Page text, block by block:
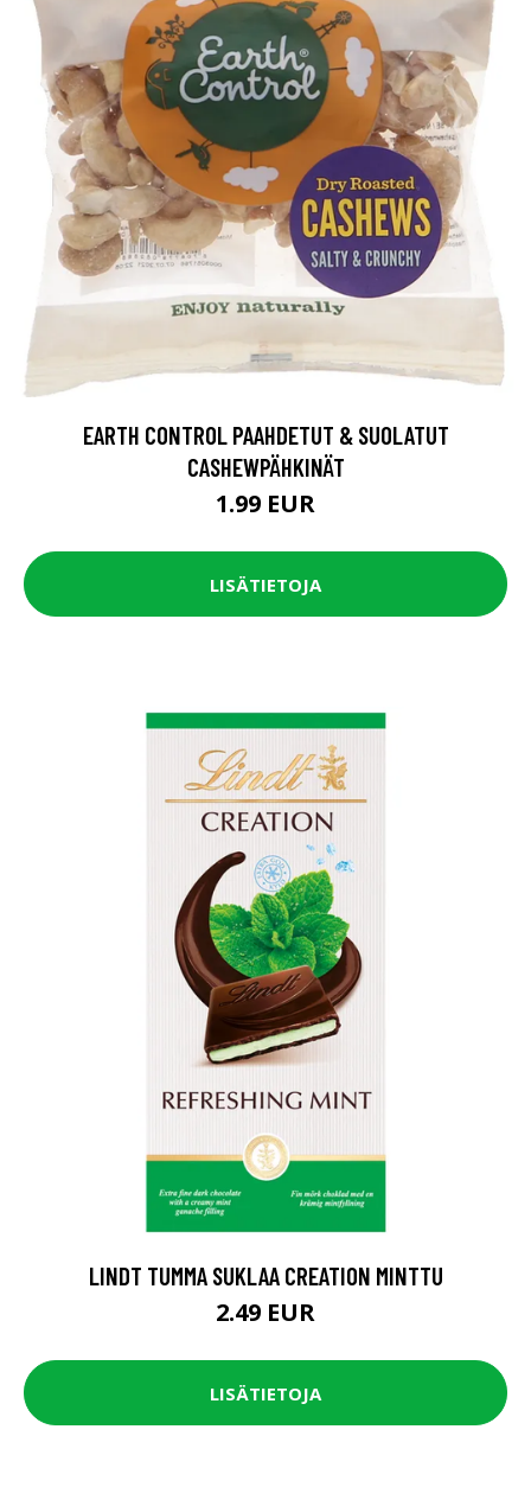
EARTH CONTROL PAAHDETUT & SUOLATUT
CASHEWPÄHKINÄT
1.99 EUR
LISÄTIETOJA
LINDT TUMMA SUKLAA CREATION MINTTU
2.49 EUR
LISÄTIETOJA